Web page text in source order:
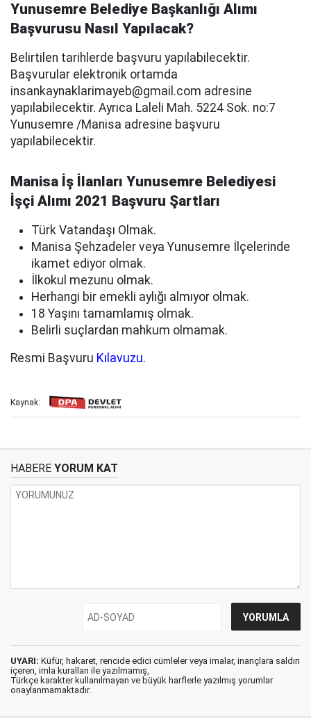
Yunusemre Belediye Başkanlığı Alımı
Başvurusu Nasıl Yapılacak?
Belirtilen tarihlerde başvuru yapılabilecektir.
Başvurular elektronik ortamda
insankaynaklarimayeb@gmail.com adresine
yapılabilecektir. Ayrıca Laleli Mah. 5224 Sok. no:7
Yunusemre /Manisa adresine başvuru
yapılabilecektir.
Manisa İş İlanları Yunusemre Belediyesi
İşçi Alımı 2021 Başvuru Şartları
Türk Vatandaşı Olmak.
Manisa Şehzadeler veya Yunusemre İlçelerinde
ikamet ediyor olmak.
İlkokul mezunu olmak.
Herhangi bir emekli aylığı almıyor olmak.
18 Yaşını tamamlamış olmak.
Belirli suçlardan mahkum olmamak.
Resmi Başvuru Kılavuzu.
Kaynak:
HABERE YORUM KAT
UYARI: Küfür, hakaret, rencide edici cümleler veya imalar, inançlara saldırı
içeren, imla kuralları ile yazılmamış,
Türkçe karakter kullanılmayan ve büyük harflerle yazılmış yorumlar
onaylanmamaktadır.